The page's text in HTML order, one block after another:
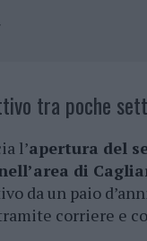
tra poche
l’apertura del
di
da un paio
corriere e